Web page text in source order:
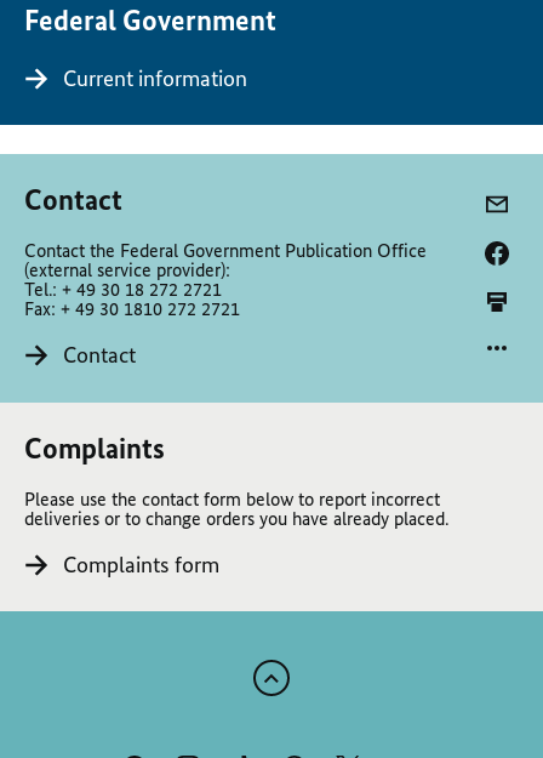
Federal Government
Current information
Contact
Contact the Federal Government Publication Office
(external service provider):
Tel.: + 49 30 18 272 2721
Fax: + 49 30 1810 272 2721
Contact
Complaints
Please use the contact form below to report incorrect
deliveries or to change orders you have already placed.
Complaints form
Scroll
the